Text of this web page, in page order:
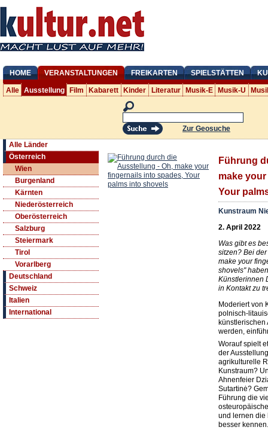
HOME VERANSTALTUNGEN FREIKARTEN SPIELSTÄTTEN
Alle Ausstellung Film Kabarett Kinder Literatur Musik-E Musik-U
Zur Geosuche
Alle Länder
Österreich
Wien
Burgenland
Kärnten
Niederösterreich
Oberösterreich
Salzburg
Steiermark
Tirol
Vorarlberg
Deutschland
Schweiz
Italien
International
Führung
make
Your
Kunstraum
2. April 2022
Was gibt es
sitzen? Bei
make your
shovels"
Künstlerinnen
in Kontakt zu
Moderiert von
polnisch-
künstlerischen
werden,
Worauf spielt
der
agrikulturelle
Kunstraum?
Ahnenfeier
Sutartinė?
Führung die
und lernen die
besser kennen.